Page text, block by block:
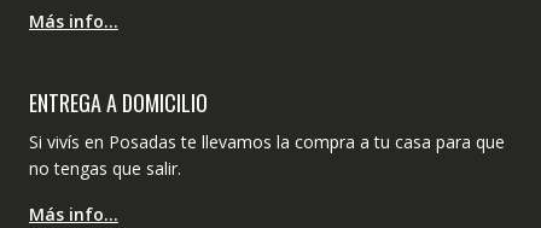
Más info…
ENTREGA A DOMICILIO
Si vivís en Posadas te llevamos la compra a tu casa para que
no tengas que salir.
Más info…